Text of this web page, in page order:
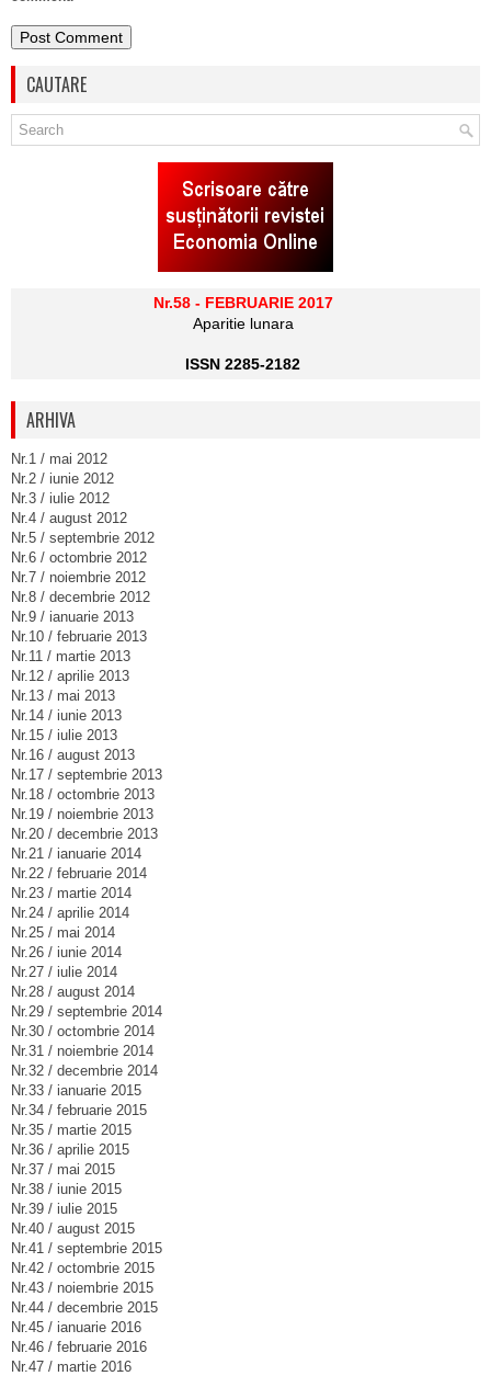
CAUTARE
Nr.58 - FEBRUARIE 2017
Aparitie lunara
ISSN 2285-2182
ARHIVA
Nr.1 / mai 2012
Nr.2 / iunie 2012
Nr.3 / iulie 2012
Nr.4 / august 2012
Nr.5 / septembrie 2012
Nr.6 / octombrie 2012
Nr.7 / noiembrie 2012
Nr.8 / decembrie 2012
Nr.9 / ianuarie 2013
Nr.10 / februarie 2013
Nr.11 / martie 2013
Nr.12 / aprilie 2013
Nr.13 / mai 2013
Nr.14 / iunie 2013
Nr.15 / iulie 2013
Nr.16 / august 2013
Nr.17 / septembrie 2013
Nr.18 / octombrie 2013
Nr.19 / noiembrie 2013
Nr.20 / decembrie 2013
Nr.21 / ianuarie 2014
Nr.22 / februarie 2014
Nr.23 / martie 2014
Nr.24 / aprilie 2014
Nr.25 / mai 2014
Nr.26 / iunie 2014
Nr.27 / iulie 2014
Nr.28 / august 2014
Nr.29 / septembrie 2014
Nr.30 / octombrie 2014
Nr.31 / noiembrie 2014
Nr.32 / decembrie 2014
Nr.33 / ianuarie 2015
Nr.34 / februarie 2015
Nr.35 / martie 2015
Nr.36 / aprilie 2015
Nr.37 / mai 2015
Nr.38 / iunie 2015
Nr.39 / iulie 2015
Nr.40 / august 2015
Nr.41 / septembrie 2015
Nr.42 / octombrie 2015
Nr.43 / noiembrie 2015
Nr.44 / decembrie 2015
Nr.45 / ianuarie 2016
Nr.46 / februarie 2016
Nr.47 / martie 2016